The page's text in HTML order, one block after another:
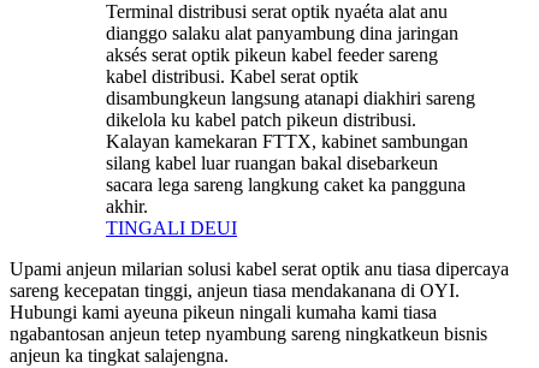
Terminal distribusi serat optik nyaéta alat anu
dianggo salaku alat panyambung dina jaringan
aksés serat optik pikeun kabel feeder sareng
kabel distribusi. Kabel serat optik
disambungkeun langsung atanapi diakhiri sareng
dikelola ku kabel patch pikeun distribusi.
Kalayan kamekaran FTTX, kabinet sambungan
silang kabel luar ruangan bakal disebarkeun
sacara lega sareng langkung caket ka pangguna
akhir.
TINGALI DEUI
Upami anjeun milarian solusi kabel serat optik anu tiasa dipercaya
sareng kecepatan tinggi, anjeun tiasa mendakanana di OYI.
Hubungi kami ayeuna pikeun ningali kumaha kami tiasa
ngabantosan anjeun tetep nyambung sareng ningkatkeun bisnis
anjeun ka tingkat salajengna.